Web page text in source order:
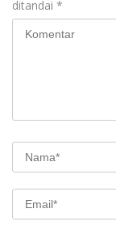
ditandai *